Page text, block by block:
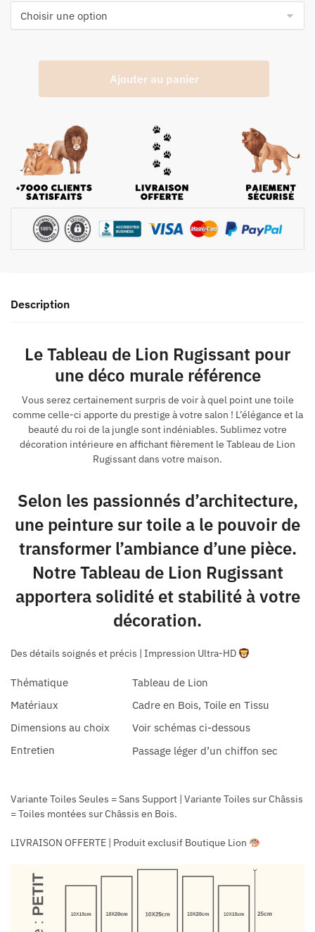
Ajouter au panier
Description
Le Tableau de Lion Rugissant pour
une déco murale référence
Vous serez certainement surpris de voir à quel point une toile
comme celle-ci apporte du prestige à votre salon ! L’élégance et la
beauté du roi de la jungle sont indéniables. Sublimez votre
décoration intérieure en affichant fièrement le Tableau de Lion
Rugissant dans votre maison.
Selon les passionnés d’architecture,
une peinture sur toile a le pouvoir de
transformer l’ambiance d’une pièce.
Notre Tableau de Lion Rugissant
apportera solidité et stabilité à votre
décoration.
Des détails soignés et précis | Impression Ultra-HD
Thématique
Tableau de Lion
Matériaux
Cadre en Bois, Toile en Tissu
Dimensions au choix
Voir schémas ci-dessous
Entretien
Passage léger d’un chiffon sec
Variante Toiles Seules = Sans Support | Variante Toiles sur Châssis
= Toiles montées sur Châssis en Bois.
LIVRAISON OFFERTE | Produit exclusif Boutique Lion